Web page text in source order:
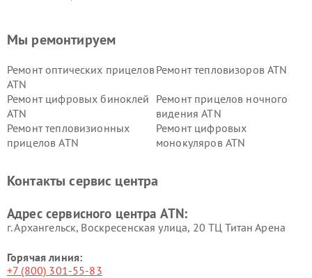
Мы ремонтируем
Ремонт оптических прицелов
ATN
Ремонт тепловизоров ATN
Ремонт цифровых биноклей
ATN
Ремонт прицелов ночного
видения ATN
Ремонт тепловизионных
прицелов ATN
Ремонт цифровых
монокуляров ATN
Контакты сервис центра
Адрес сервисного центра ATN:
г. Архангельск, Воскресенская улица, 20 ТЦ Титан Арена
Горячая линия:
+7 (800) 301-55-83